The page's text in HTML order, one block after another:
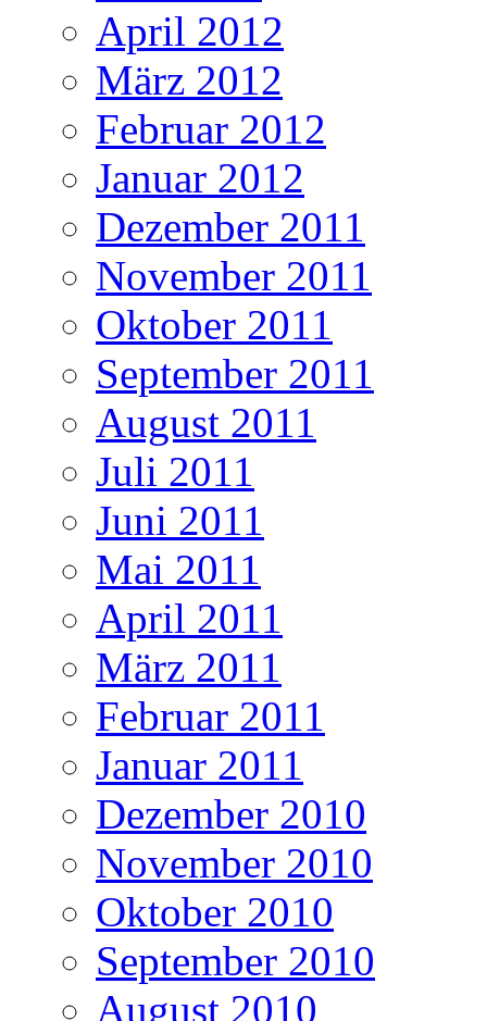
April 2012
März 2012
Februar 2012
Januar 2012
Dezember 2011
November 2011
Oktober 2011
September 2011
August 2011
Juli 2011
Juni 2011
Mai 2011
April 2011
März 2011
Februar 2011
Januar 2011
Dezember 2010
November 2010
Oktober 2010
September 2010
August 2010